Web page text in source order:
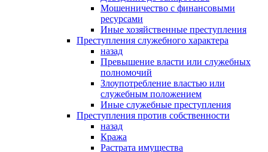
Мошенничество с финансовыми
ресурсами
Иные хозяйственные преступления
Преступления служебного характера
назад
Превышение власти или служебных
полномочий
Злоупотребление властью или
служебным положением
Иные служебные преступления
Преступления против собственности
назад
Кража
Растрата имущества